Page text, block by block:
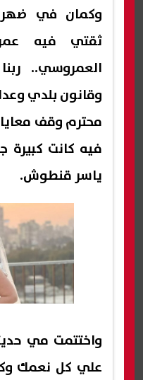
وكمان في
ثقتي فيه
العمروسي.. ربنا
وقانون بلدي
محترم وقف
فيه كانت كبيرة
ياسر قنطوش.
واختتمت مي
علي كل نعمك